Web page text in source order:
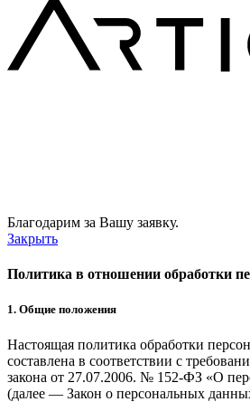
Благодарим за Вашу заявку.
Закрыть
Политика в отношении обработки
1. Общие положения
Настоящая политика обработки
составлена в соответствии с
закона от 27.07.2006. № 152-ФЗ «О
(далее — Закон о персональных